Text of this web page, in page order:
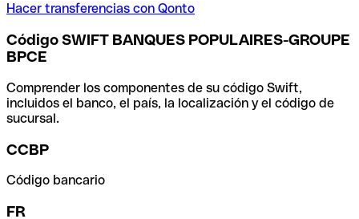
Hacer transferencias con Qonto
Código SWIFT BANQUES POPULAIRES-GROUPE
BPCE
Comprender los componentes de su código Swift,
incluidos el banco, el país, la localización y el código de
sucursal.
CCBP
Código bancario
FR